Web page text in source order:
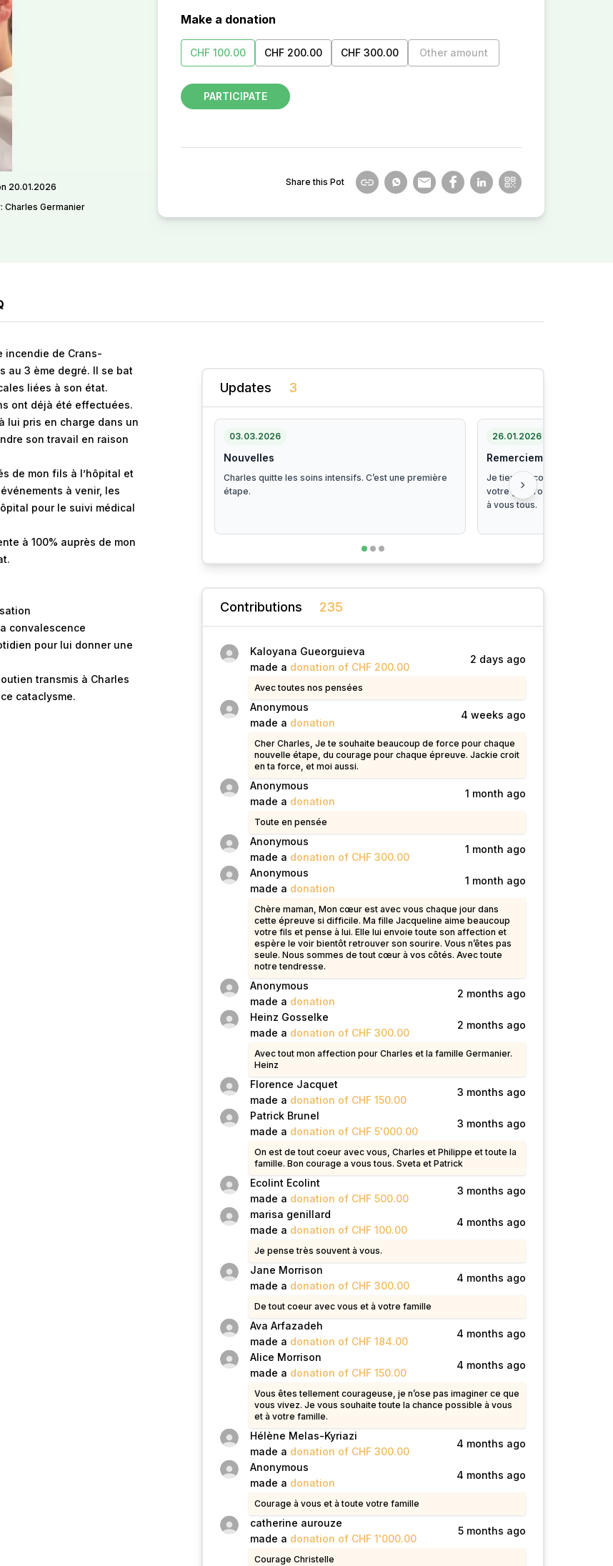
20.01.2026
Charles Germanier
Make a donation
CHF 100.00 CHF 200.00 CHF 300.00 Other amount
PARTICIPATE
Share this Pot
incendie de Crans-
au 3 ème degré. Il se bat
liées à son état.
ont déjà été effectuées.
lui pris en charge dans un
son travail en raison
de mon fils à l’hôpital et
à venir, les
pour le suivi médical
à 100% auprès de mon
convalescence
pour lui donner une
transmis à Charles
cataclysme.
Updates 3
chevron_right
03.03.2026
Nouvelles
Charles quitte les soins intensifs. C’est une première
étape.
26.01.2026
Remerciements
Je tiens encore à vous
votre générosité. Votre
à vous tous.
Contributions 235
Kaloyana Gueorguieva
made a donation of CHF 200.00
2 days ago
Avec toutes nos pensées
Anonymous
made a donation
4 weeks ago
Cher Charles, Je te souhaite beaucoup de force pour chaque
nouvelle étape, du courage pour chaque épreuve. Jackie croit
en ta force, et moi aussi.
Anonymous
made a donation
1 month ago
Toute en pensée
Anonymous
made a donation of CHF 300.00
1 month ago
Anonymous
made a donation
1 month ago
Chère maman, Mon cœur est avec vous chaque jour dans
cette épreuve si difficile. Ma fille Jacqueline aime beaucoup
votre fils et pense à lui. Elle lui envoie toute son affection et
espère le voir bientôt retrouver son sourire. Vous n’êtes pas
seule. Nous sommes de tout cœur à vos côtés. Avec toute
notre tendresse.
Anonymous
made a donation
2 months ago
Heinz Gosselke
made a donation of CHF 300.00
2 months ago
Avec tout mon affection pour Charles et la famille Germanier.
Heinz
Florence Jacquet
made a donation of CHF 150.00
3 months ago
Patrick Brunel
made a donation of CHF 5'000.00
3 months ago
On est de tout coeur avec vous, Charles et Philippe et toute la
famille. Bon courage a vous tous. Sveta et Patrick
Ecolint Ecolint
made a donation of CHF 500.00
3 months ago
marisa genillard
made a donation of CHF 100.00
4 months ago
Je pense très souvent à vous.
Jane Morrison
made a donation of CHF 300.00
4 months ago
De tout coeur avec vous et à votre famille
Ava Arfazadeh
made a donation of CHF 184.00
4 months ago
Alice Morrison
made a donation of CHF 150.00
4 months ago
Vous êtes tellement courageuse, je n’ose pas imaginer ce que
vous vivez. Je vous souhaite toute la chance possible à vous
et à votre famille.
Hélène Melas-Kyriazi
made a donation of CHF 300.00
4 months ago
Anonymous
made a donation
4 months ago
Courage à vous et à toute votre famille
catherine aurouze
made a donation of CHF 1'000.00
5 months ago
Courage Christelle